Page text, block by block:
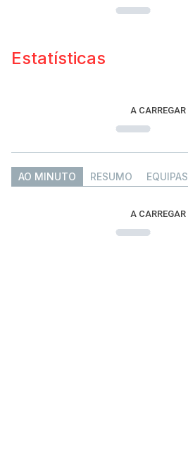
Estatísticas
A CARREGAR
AO MINUTO RESUMO EQUIPAS
A CARREGAR